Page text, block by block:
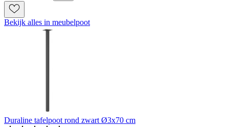
Bekijk alles in meubelpoot
Duraline tafelpoot rond zwart Ø3x70 cm